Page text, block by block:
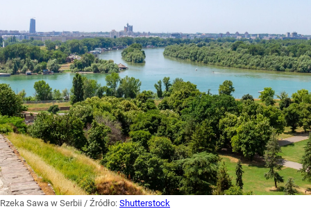
Rzeka Sawa w Serbii / Źródło: Shutterstock